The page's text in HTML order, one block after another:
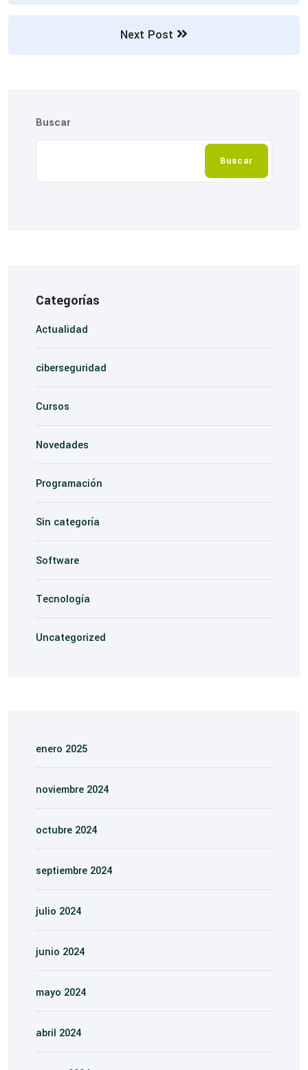
Next Post
Buscar
Buscar
Categorías
Actualidad
ciberseguridad
Cursos
Novedades
Programación
Sin categoría
Software
Tecnología
Uncategorized
enero 2025
noviembre 2024
octubre 2024
septiembre 2024
julio 2024
junio 2024
mayo 2024
abril 2024